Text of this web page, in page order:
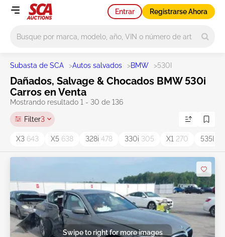
Entrar Registrarse Ahora
Subasta de SCA >Autos salvados >BMW >530I
Dañados, Salvage & Chocados BMW 530i
Carros en Venta
Mostrando resultado 1 - 30 de 136
Filter3
X3 643 X5 638 328i 478 330i 305 X1 270 535I
Swipe to right for more images